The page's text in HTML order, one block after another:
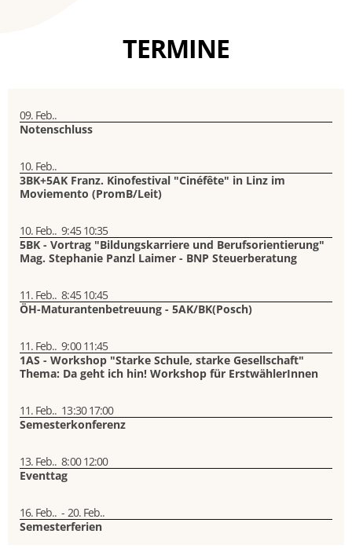
TERMINE
09. Feb..
Notenschluss
10. Feb..
3BK+5AK Franz. Kinofestival "Cinéfête" in Linz im
Moviemento (PromB/Leit)
10. Feb.. 9:4510:35
5BK - Vortrag "Bildungskarriere und Berufsorientierung"
Mag. Stephanie Panzl Laimer - BNP Steuerberatung
11. Feb.. 8:4510:45
ÖH-Maturantenbetreuung - 5AK/BK(Posch)
11. Feb.. 9:0011:45
1AS - Workshop "Starke Schule, starke Gesellschaft"
Thema: Da geht ich hin! Workshop für ErstwählerInnen
11. Feb.. 13:3017:00
Semesterkonferenz
13. Feb.. 8:0012:00
Eventtag
16. Feb.. - 20. Feb..
Semesterferien